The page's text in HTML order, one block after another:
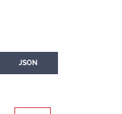
JSON